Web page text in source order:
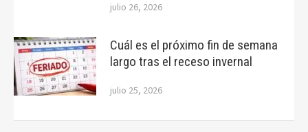
julio 26, 2026
Cuál es el próximo fin de semana
largo tras el receso invernal
julio 25, 2026